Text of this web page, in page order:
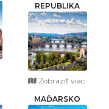
REPUBLIKA
Zobraziť viac
MAĎARSKO